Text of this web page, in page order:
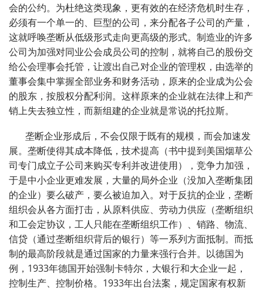
会的公约。为杜绝这类现象，更有效的在经济危机时生存，
必须有一个单一的、巨型的公司，来分配各子公司的产量，
这就呼唤垄断从低级形式走向更高级的形式。制造业的许多
公司为加强对同业公会成员公司的控制，就将自己的股份交
给公会理事会托管，让渡出自己对企业的管理权，由选举的
董事会集中掌握全部业务和财务活动，原来的企业成为公会
的股东，按股权分配利润。这样原来的企业就在法律上和产
销上失去独立性，而新组建的企业就是常说的托拉斯。
垄断企业形成后，不会仅限于既有的规模，而会加速发
展。垄断使得其成本降低，技术提高（书中提到美国烟草公
司专门成立子公司来购买专利并改进使用），竞争力加强，
于是中小企业更难发展，大量的局外企业（没加入垄断集团
的企业）要么破产，要么被迫加入。对于反抗的企业，垄断
组织会从各方面打击，从原料供应、劳动力供应（垄断组织
和工会定协议，工人只能在垄断组织工作）、销路、物流、
信贷（通过垄断组织背后的银行）等一系列方面抵制。而抵
制的最高阶段就是通过国家的力量来强行合并。以德国为
例， 1933年德国开始强制卡特尔，大银行和大企业一起，
控制生产、控制价格。 1933年出台法案，规定国家有权新